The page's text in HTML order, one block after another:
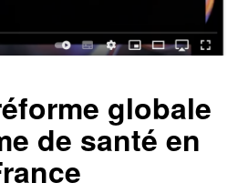
globale
de santé en